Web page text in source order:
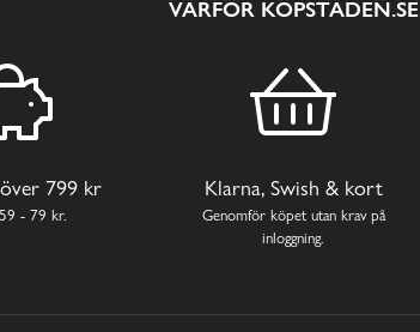
VARFÖR KÖPSTADEN.SE
799 kr
- 79 kr.
Klarna, Swish & kort
Genomför köpet utan krav på
inloggning.